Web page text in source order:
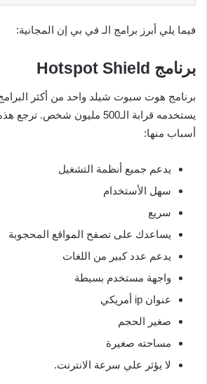
فيما يلي أبرز برامج الـ في بي إن المجانية:
برنامج Hotspot Shield
برنامج هوت سبوت شيلد واحد من أكثر
يستخدمه قرابة الـ500 مليون
أسباب منها:
يدعم جميع أنظمة التشغيل
سهل الأستخدام
سريع
يساعدك على تصفح المواقع المحجوبة
يدعم عدد كبير من اللغات
واجهة مستخدم بسيطة
عنوان ip أمريكي
صغير الحجم
مساحته صغيرة
لا يؤثر علي سرعة الانترنت.